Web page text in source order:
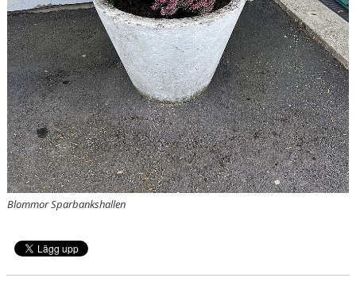
REAL BETIS CAMP
Blommor Sparbankshallen